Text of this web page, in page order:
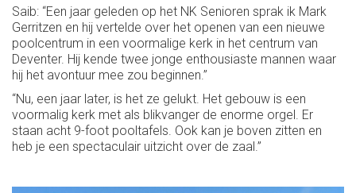
Saib: “Een jaar geleden op het NK Senioren sprak ik Mark
Gerritzen en hij vertelde over het openen van een nieuwe
poolcentrum in een voormalige kerk in het centrum van
Deventer. Hij kende twee jonge enthousiaste mannen waar
hij het avontuur mee zou beginnen.”
“Nu, een jaar later, is het ze gelukt. Het gebouw is een
voormalig kerk met als blikvanger de enorme orgel. Er
staan acht 9-foot pooltafels. Ook kan je boven zitten en
heb je een spectaculair uitzicht over de zaal.”